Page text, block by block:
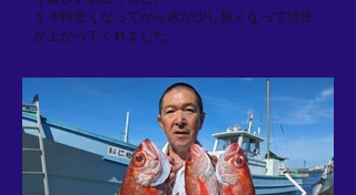
１３時近くなってから水が少し良くなって活性
が上がってくれました。